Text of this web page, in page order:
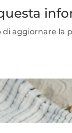
aggiornare la